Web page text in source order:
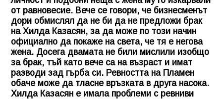
от равновесие. Вече се говори, че бизнесменът
дори обмислял да не би да не предложи брак
на Хилда Казасян, за да може по този начин
официално да покаже на света, че тя е негова
жена. Досега двамата не били мислили изобщо
за брак, тъй като вече са на възраст и имат
разводи зад гърба си. Ревността на Пламен
обаче може да тласне връзката в друга насока.
Хилда Казасян е имала проблеми с ревниви